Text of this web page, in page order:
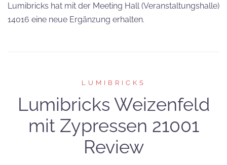
Lumibricks hat mit der Meeting Hall (Veranstaltungshalle)
14016 eine neue Ergänzung erhalten.
LUMIBRICKS
Lumibricks Weizenfeld
mit Zypressen 21001
Review